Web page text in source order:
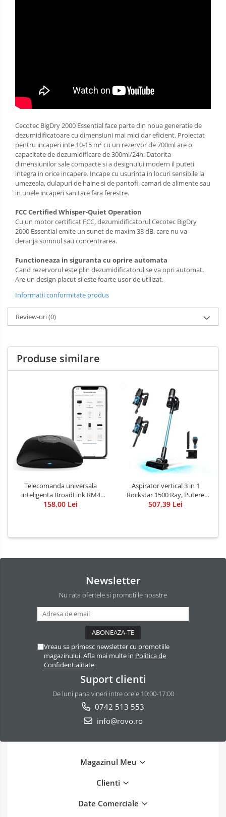
Cecotec BigDry 2000 Essentialface parte din noua generatie de
dezumidificatoare cu dimensiuni mai mici dar eficient. Proiectat
pentru incaperi inte 10-15 m² cu un rezervor de 700ml are o
capacitate de dezumidificare de 300ml/24h. Datorita
dimensiunilor sale compacte si a designului modern il puteti
integra in orice incapere. Incape cu usurinta in locuri sensibile la
umezeala, dulapuri de haine si de pantofi, camari de alimente sau
in unele incaperi sanitare fara ferestre.
FCC Certified Whisper-Quiet Operation
Cu un motor certificat FCC, dezumidificatorulCecotec BigDry
2000 Essentialemite un sunet de maxim 33 dB, care nu va
deranja somnul sau concentrarea.
Functioneaza in siguranta cu oprire automata
Cand rezervorul este plin dezumidificatorul se va opri automat.
Are un design placut si este foarte usor de utilizat.
Informatii conformitate produs
Review-uri(0)
Produse similare
Telecomanda universala
inteligenta BroadLink RM4
Pro, Wi-Fi, Compatibil cu
158,00 Lei
Aspirator vertical 3 in 1
Rockstar 1500 Ray, Putere
215W, 25.2V Li-Ion, 12kPa,
507,39 Lei
Newsletter
Nu rata ofertele si promotiile noastre
Vreau sa primesc newsletter cu promotiile
magazinului. Afla mai multe in Politica de
Confidentialitate
Suport clienti
De luni pana vineri intre orele 10:00-17:00
0742 513 553
info@rovo.ro
Magazinul Meu
Clienti
Date Comerciale